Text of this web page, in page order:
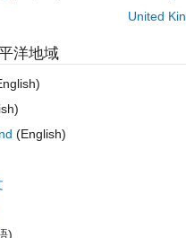
ディターの [パラメーターとダ
United
洋地域
(English)
)